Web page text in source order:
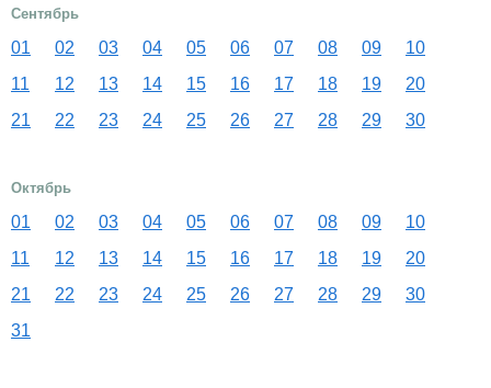
Сентябрь
01 02 03 04 05 06 07 08 09
10
11
12 13 14 15 16 17 18 19
20
21
22 23 24 25 26 27 28 29 30
Октябрь
01 02 03 04 05 06 07 08 09
10
11
12 13 14 15 16 17 18 19
20
21
22 23 24 25 26 27 28 29
30
31